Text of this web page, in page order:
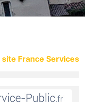
site France Services